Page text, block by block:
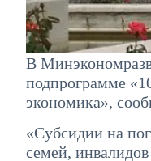
В
подпрограмме
экономика»,
«Субсидии на
семей,